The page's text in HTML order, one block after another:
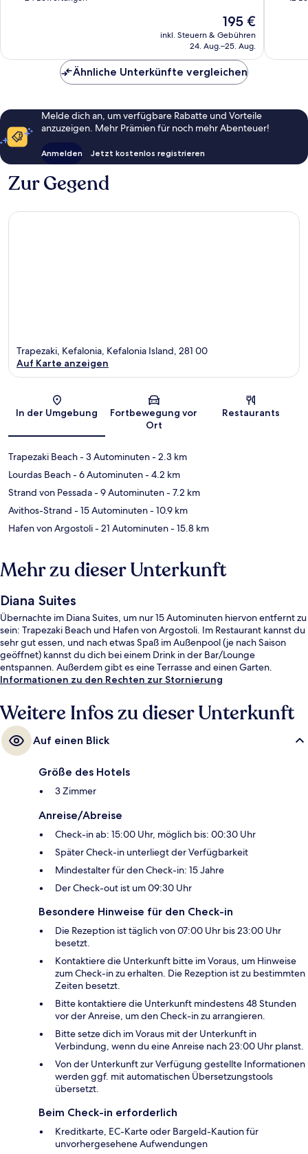
Bewertungen
Der
Preis
beträgt
195 €
inkl. Steuern & Gebühren
24. Aug.–25. Aug.
Ähnliche Unterkünfte vergleichen
Melde dich an, um verfügbare Rabatte und Vorteile
anzuzeigen. Mehr Prämien für noch mehr Abenteuer!
Anmelden Jetzt kostenlos registrieren
Zur Gegend
Karte
Trapezaki, Kefalonia, Kefalonia Island, 281 00
Auf Karte anzeigen
In der Umgebung
Fortbewegung vor
Ort
Restaurants
Trapezaki Beach- 3 Autominuten- 2.3 km
Lourdas Beach- 6 Autominuten- 4.2 km
Strand von Pessada- 9 Autominuten- 7.2 km
Avithos-Strand - 15 Autominuten- 10.9 km
Hafen von Argostoli- 21 Autominuten- 15.8 km
Mehr zu dieser Unterkunft
Diana Suites
Übernachte im Diana Suites, um nur 15 Autominuten hiervon entfernt zu
sein: Trapezaki Beach und Hafen von Argostoli. Im Restaurant kannst du
sehr gut essen, und nach etwas Spaß im Außenpool (je nach Saison
geöffnet) kannst du dich bei einem Drink in der Bar/Lounge
entspannen. Außerdem gibt es eine Terrasse and einen Garten.
Informationen zu den Rechten zur Stornierung
Weitere Infos zu dieser Unterkunft
Auf einen Blick
Größe des Hotels
3 Zimmer
Anreise/Abreise
Check-in ab: 15:00 Uhr, möglich bis: 00:30 Uhr
Später Check-in unterliegt der Verfügbarkeit
Mindestalter für den Check-in: 15 Jahre
Der Check-out ist um 09:30 Uhr
Besondere Hinweise für den Check-in
Die Rezeption ist täglich von 07:00 Uhr bis 23:00 Uhr
besetzt.
Kontaktiere die Unterkunft bitte im Voraus, um Hinweise
zum Check-in zu erhalten. Die Rezeption ist zu bestimmten
Zeiten besetzt.
Bitte kontaktiere die Unterkunft mindestens 48 Stunden
vor der Anreise, um den Check-in zu arrangieren.
Bitte setze dich im Voraus mit der Unterkunft in
Verbindung, wenn du eine Anreise nach 23:00 Uhr planst.
Von der Unterkunft zur Verfügung gestellte Informationen
werden ggf. mit automatischen Übersetzungstools
übersetzt.
Beim Check-in erforderlich
Kreditkarte, EC-Karte oder Bargeld-Kaution für
unvorhergesehene Aufwendungen